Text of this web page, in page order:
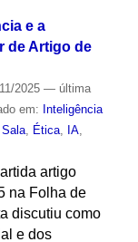
e a
de Artigo de
2025 — última
em: Inteligência
, Ética, IA,
artigo
na Folha de
discutiu como
e dos